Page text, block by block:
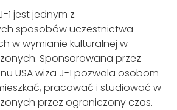
1 jest jednym z
sposobów uczestnictwa
w wymianie kulturalnej w
Sponsorowana przez
USA wiza J-1 pozwala osobom
pracować i studiować w
przez ograniczony czas.